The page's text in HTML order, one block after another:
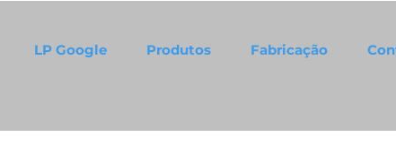
LP Google Produtos Fabricação